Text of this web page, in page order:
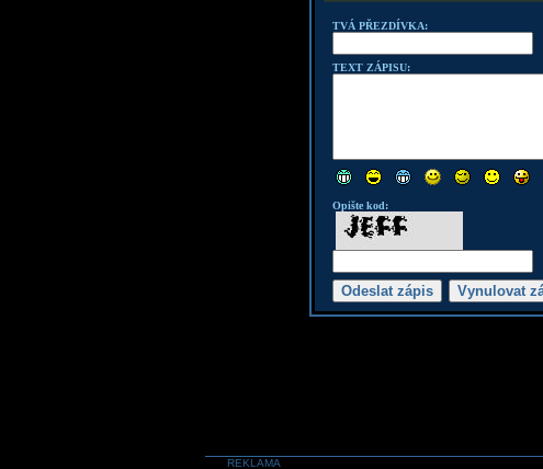
TVÁ PŘEZDÍVKA:
TEXT ZÁPISU:
Opište kod:
REKLAMA